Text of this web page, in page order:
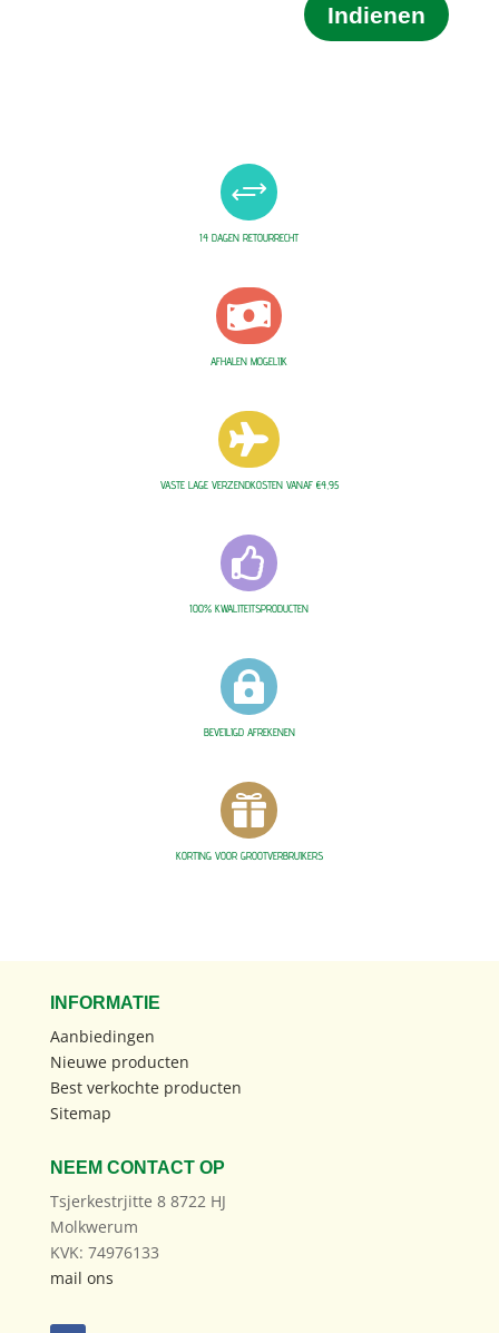
Indienen
+
14 DAGEN RETOURRECHT

AFHALEN MOGELIJK

VASTE LAGE VERZENDKOSTEN VANAF €4,95

100% KWALITEITSPRODUCTEN

BEVEILIGD AFREKENEN

KORTING VOOR GROOTVERBRUIKERS
INFORMATIE
Aanbiedingen
Nieuwe producten
Best verkochte producten
Sitemap
NEEM CONTACT OP
Tsjerkestrjitte 8 8722 HJ
Molkwerum
KVK: 74976133
mail ons